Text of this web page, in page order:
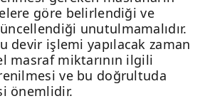
göre belirlendiği ve
unutulmamalıdır.
devir işlemi yapılacak zaman
masraf miktarının ilgili
ve bu doğrultuda
önemlidir.